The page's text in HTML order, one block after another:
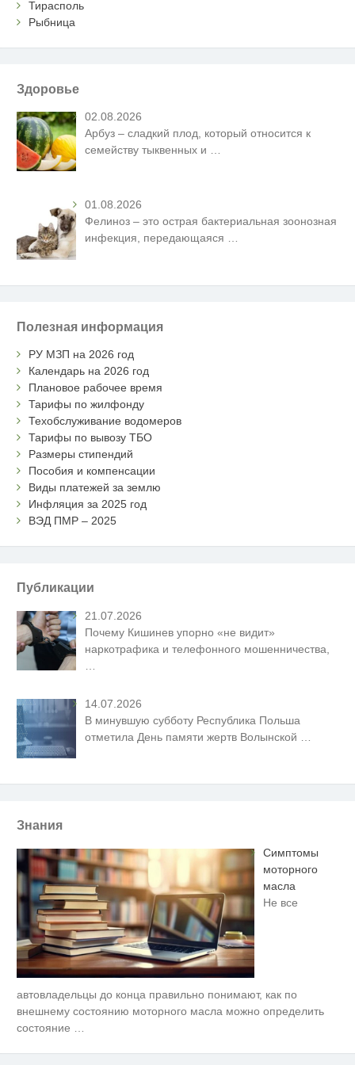
Тирасполь
Рыбница
Здоровье
02.08.2026
Арбуз – сладкий плод, который относится к
семейству тыквенных и
01.08.2026
Фелиноз – это острая бактериальная зоонозная
инфекция, передающаяся …
Полезная информация
РУ МЗП на 2026 год
Календарь на 2026 год
Плановое рабочее время
Тарифы по жилфонду
Техобслуживание водомеров
Тарифы по вывозу ТБО
Размеры стипендий
Пособия и компенсации
Виды платежей за землю
Инфляция за 2025 год
ВЭД ПМР – 2025
Публикации
21.07.2026
Почему Кишинев упорно «не видит»
наркотрафика и телефонного мошенничества,
14.07.2026
В минувшую субботу Республика Польша
отметила День памяти жертв Волынской
Знания
Симптомы
моторного
масла
Не все
автовладельцы до конца правильно понимают, как по
внешнему состоянию моторного масла можно определить
состояние
Ролик длится пару секунд, но
вы будете в шоке от увиденного
не оставит равнодушным